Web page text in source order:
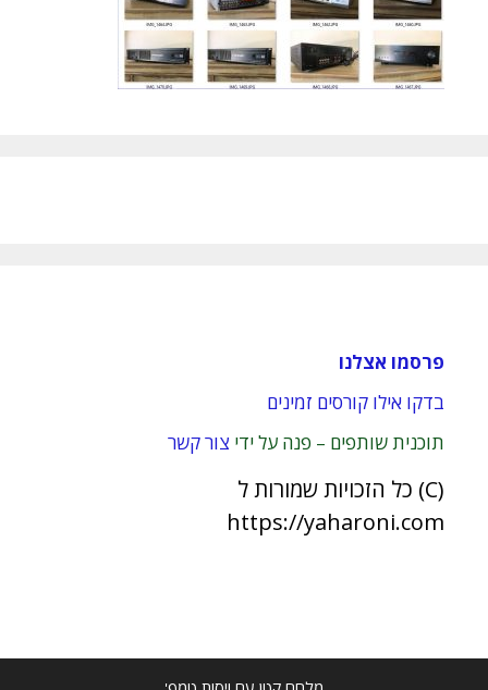
פרסמו אצלנו
בדקו אילו קורסים זמינים
תוכנית שותפים – פנה על ידי צור קשר
(C) כל הזכויות שמורות ל
https://yaharoni.com